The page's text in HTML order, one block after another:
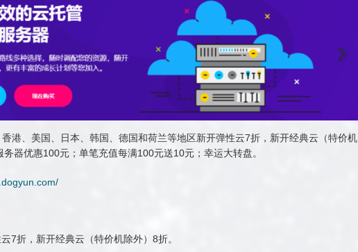
港、美国、日本、韩国、德国和荷兰等地区新开弹性云7折，新开经典云（特价机
器优惠100元；单笔充值每满100元送10元；幸运大转盘。
7折，新开经典云（特价机除外）8折。